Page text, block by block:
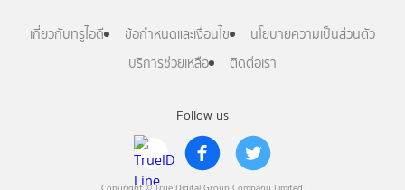
Follow us
เกี่ยวกับทรูไอดี ข้อกำหนดและเงื่อนไข
นโยบายความเป็นส่วนตัว
บริการช่วยเหลือ
ติดต่อเรา